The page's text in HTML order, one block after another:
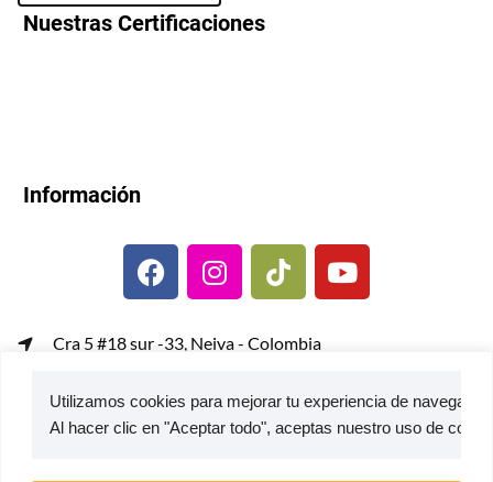
Utilizamos cookies para mejorar tu experiencia de
Nuestras Certificaciones
Información
Cra 5 #18 sur -33, Neiva - Colombia
Atención al usuario | PQRS